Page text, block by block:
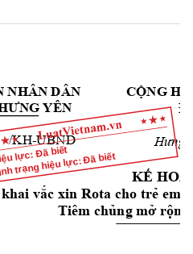
lực: Đã biết
trạng hiệu lực: Đã biết
NHÂN DÂN
YÊN
/KH-UBND
CỘNG
Hưng
KẾ
khai vắc xin Rota cho trẻ em
Tiêm chủng mở rộng